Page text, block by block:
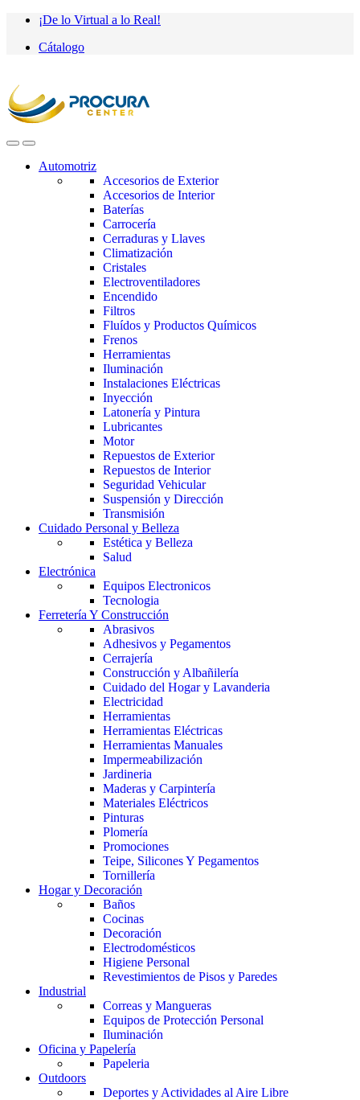
Saltar
navegación
saltar
contenido
¡De lo Virtual a lo Real!
Cátalogo
Automotriz
Accesorios de Exterior
Accesorios de Interior
Baterías
Carrocería
Cerraduras y Llaves
Climatización
Cristales
Electroventiladores
Encendido
Filtros
Fluídos y Productos Químicos
Frenos
Herramientas
Iluminación
Instalaciones Eléctricas
Inyección
Latonería y Pintura
Lubricantes
Motor
Repuestos de Exterior
Repuestos de Interior
Seguridad Vehicular
Suspensión y Dirección
Transmisión
Cuidado Personal y Belleza
Estética y Belleza
Salud
Electrónica
Equipos Electronicos
Tecnologia
Ferretería Y Construcción
Abrasivos
Adhesivos y Pegamentos
Cerrajería
Construcción y Albañilería
Cuidado del Hogar y Lavanderia
Electricidad
Herramientas
Herramientas Eléctricas
Herramientas Manuales
Impermeabilización
Jardineria
Maderas y Carpintería
Materiales Eléctricos
Pinturas
Plomería
Promociones
Teipe, Silicones Y Pegamentos
Tornillería
Hogar y Decoración
Baños
Cocinas
Decoración
Electrodomésticos
Higiene Personal
Revestimientos de Pisos y Paredes
Industrial
Correas y Mangueras
Equipos de Protección Personal
Iluminación
Oficina y Papelería
Papeleria
Outdoors
Deportes y Actividades al Aire Libre